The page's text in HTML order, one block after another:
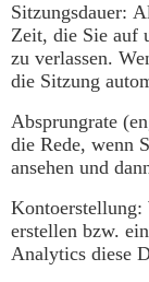
Sitzungsdauer:
Zeit, die Sie auf
zu verlassen.
die Sitzung
Absprungrate
die Rede, wenn
ansehen und
Kontoerstellung:
erstellen bzw.
Analytics diese